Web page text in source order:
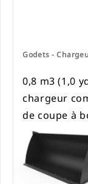
Godets -
0,8 m3 (1,0
chargeur
de coupe à